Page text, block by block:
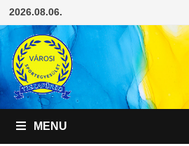
Skip
to
content
2026.08.06.
MENU